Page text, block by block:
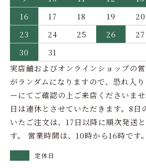
16
17 18 19 20
23
24 25 26 27
30
31
実店舗およびオンラインショップの
がランダムになりますので、恐れ入
ーにてご確認の上ご来店くださいま
日は連休とさせていただきます。8日
いたご注文は、17日以降に順次発送
す。 営業時間は、10時から16時です。
定休日